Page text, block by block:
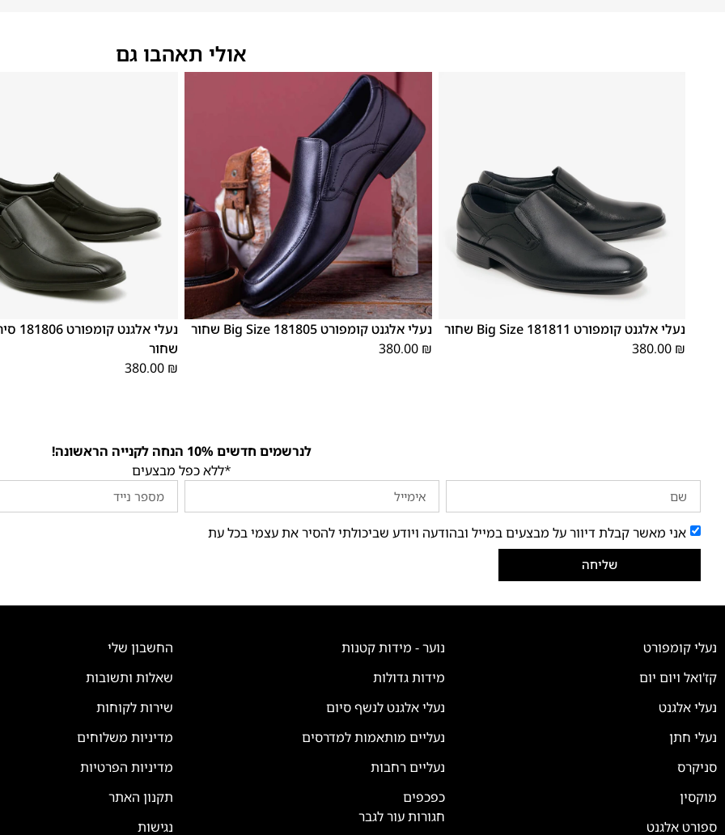
אולי תאהבו גם
נעלי אלגנט קומפורט 181811 Big Size שחור
380.00 ₪
47
48
נעלי אלגנט קומפורט 181805 Big Size שחור
380.00 ₪
שחור
380.00 ₪
לנרשמים חדשים 10% הנחה לקנייה הראשונה!
*ללא כפל מבצעים
אני מאשר קבלת דיוור על מבצעים במייל ובהודעה ויודע שביכולתי להסיר את עצמי בכל עת
שליחה
נעלי קומפורט
קז'ואל ויום יום
נעלי אלגנט
נעלי חתן
סניקרס
מוקסין
ספורט אלגנט
נוער - מידות קטנות
מידות גדולות
נעלי אלגנט לנשף סיום
נעליים מותאמות למדרסים
נעליים רחבות
כפכפים
חגורות עור לגבר
החשבון שלי
שאלות ותשובות
שירות לקוחות
מדיניות משלוחים
מדיניות הפרטיות
תקנון האתר
נגישות
💬